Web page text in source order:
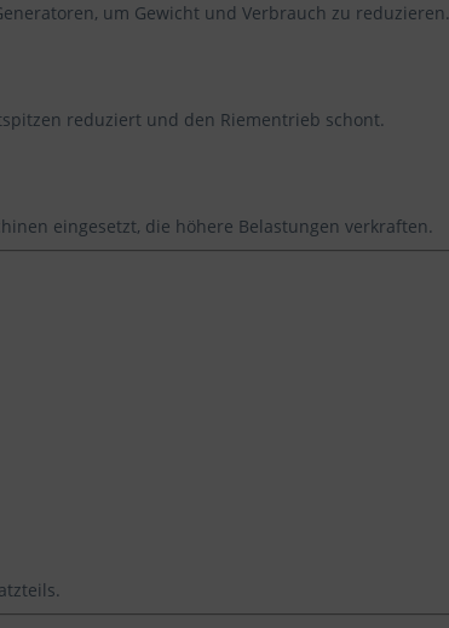
um Gewicht und Verbrauch zu reduzieren.
reduziert und den Riementrieb schont.
eingesetzt, die höhere Belastungen verkraften.